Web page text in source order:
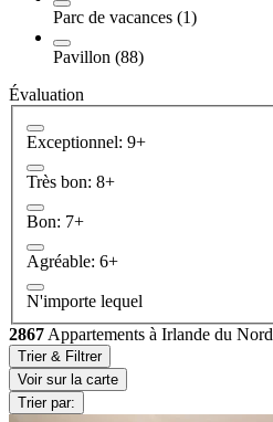
Parc de vacances (1)
Pavillon (88)
Évaluation
Exceptionnel: 9+
Très bon: 8+
Bon: 7+
Agréable: 6+
N'importe lequel
2867 Appartements à Irlande du Nord
Trier & Filtrer
Voir sur la carte
Trier par: